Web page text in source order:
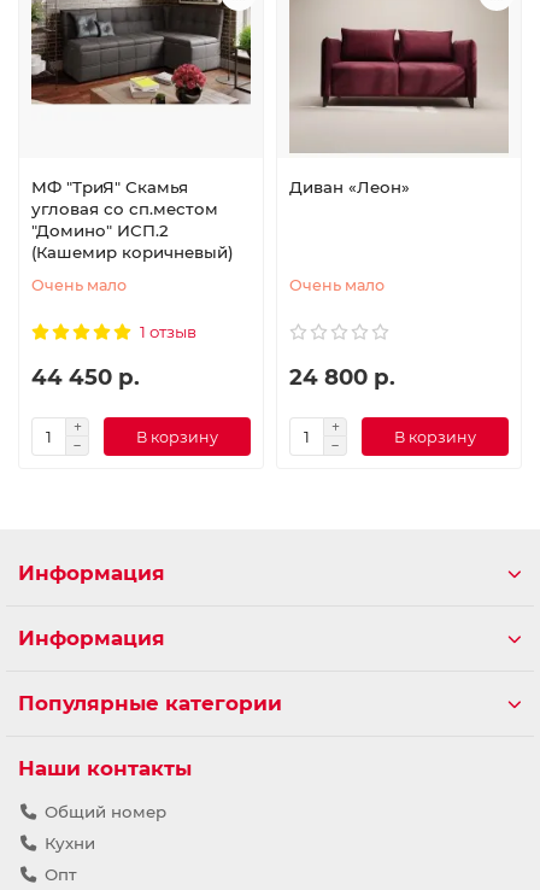
МФ "ТриЯ" Скамья
угловая со сп.местом
"Домино" ИСП.2
(Кашемир коричневый)
Очень мало
1 отзыв
44 450 р.
В корзину
Диван «Леон»
Очень мало
24 800 р.
В корзину
Информация
Информация
Популярные категории
Наши контакты
Общий номер
Кухни
Опт